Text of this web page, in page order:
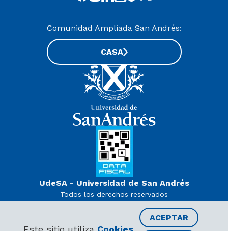
ACEPTAR
UdeSA - Universidad de San Andrés
Todos los derechos reservados
Decreto PEN 978/07
Comunidad Ampliada San Andrés:
CASA